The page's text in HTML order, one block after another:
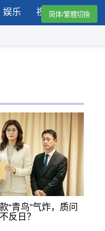
娱乐 视频简体/繁體切換
“青鸟”气炸，质问
反日？